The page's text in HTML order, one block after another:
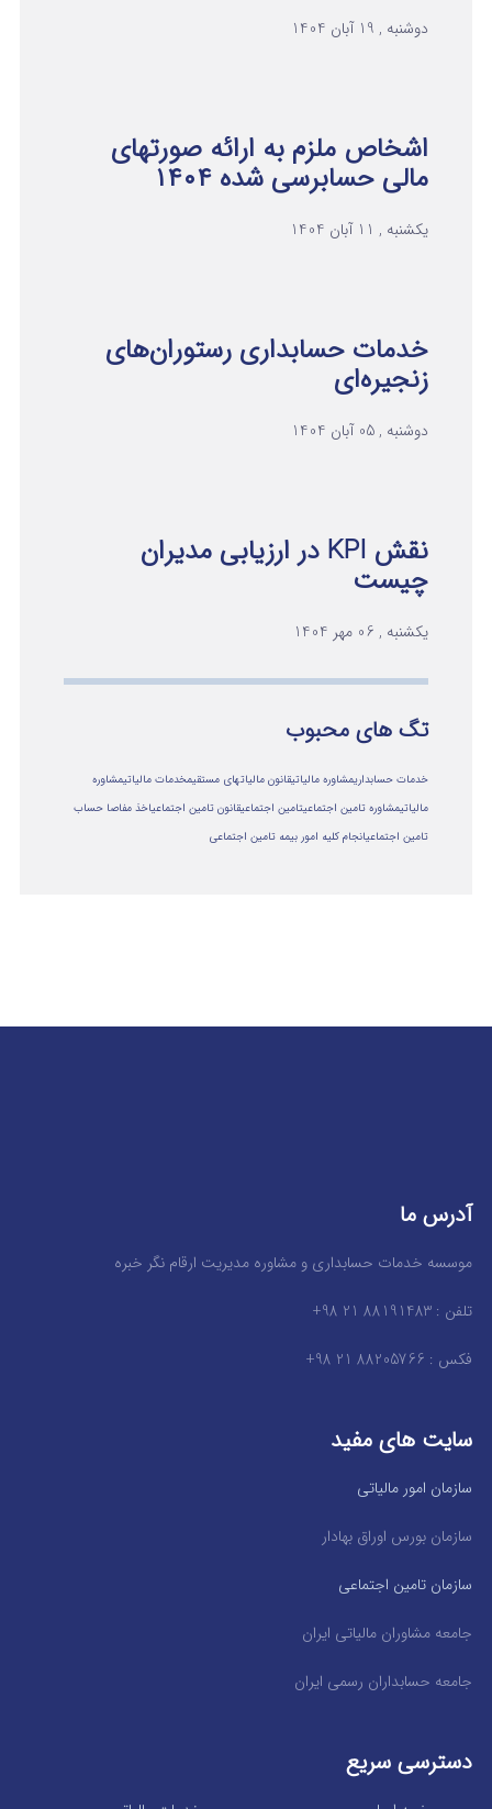
دوشنبه , 19 آبان 1404
اشخاص ملزم به ارائه صورتهای
مالی حسابرسی شده ۱۴۰۴
یکشنبه , 11 آبان 1404
خدمات حسابداری رستوران‌های
زنجیره‌ای
دوشنبه , 05 آبان 1404
نقش KPI در ارزیابی مدیران
چیست
یکشنبه , 06 مهر 1404
تگ های محبوب
خدمات حسابداریمشاوره مالیاتیقانون مالیاتهای مستقیمخدمات مالیاتیمشاوره
مالياتيمشاوره تامین اجتماعیتامین اجتماعیقانون تامین اجتماعیاخذ مفاصا حساب
تامین اجتماعیانجام کلیه امور بیمه تامین اجتماعی
آدرس ما
موسسه خدمات حسابداری و مشاوره مدیریت ارقام نگر خبره
تلفن : 88191483 21 98+
فکس : 88205766 21 98+
سایت های مفید
سازمان امور مالیاتی
سازمان بورس اوراق بهادار
سازمان تامین اجتماعی
جامعه مشاوران مالیاتی ایران
جامعه حسابداران رسمی ایران
دسترسی سریع